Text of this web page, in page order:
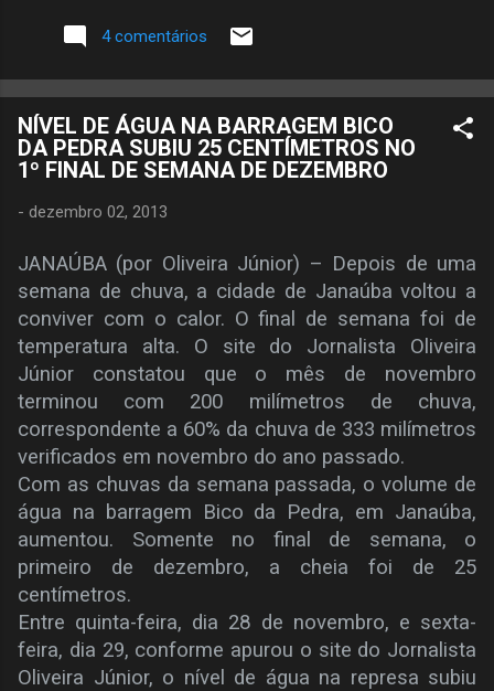
4 comentários
NÍVEL DE ÁGUA NA BARRAGEM BICO
DA PEDRA SUBIU 25 CENTÍMETROS NO
1º FINAL DE SEMANA DE DEZEMBRO
- dezembro 02, 2013
JANAÚBA (por Oliveira Júnior) – Depois de uma
semana de chuva, a cidade de Janaúba voltou a
conviver com o calor. O final de semana foi de
temperatura alta. O site do Jornalista Oliveira
Júnior constatou que o mês de novembro
terminou com 200 milímetros de chuva,
correspondente a 60% da chuva de 333 milímetros
verificados em novembro do ano passado.
Com as chuvas da semana passada, o volume de
água na barragem Bico da Pedra, em Janaúba,
aumentou. Somente no final de semana, o
primeiro de dezembro, a cheia foi de 25
centímetros.
Entre quinta-feira, dia 28 de novembro, e sexta-
feira, dia 29, conforme apurou o site do Jornalista
Oliveira Júnior, o nível de água na represa subiu